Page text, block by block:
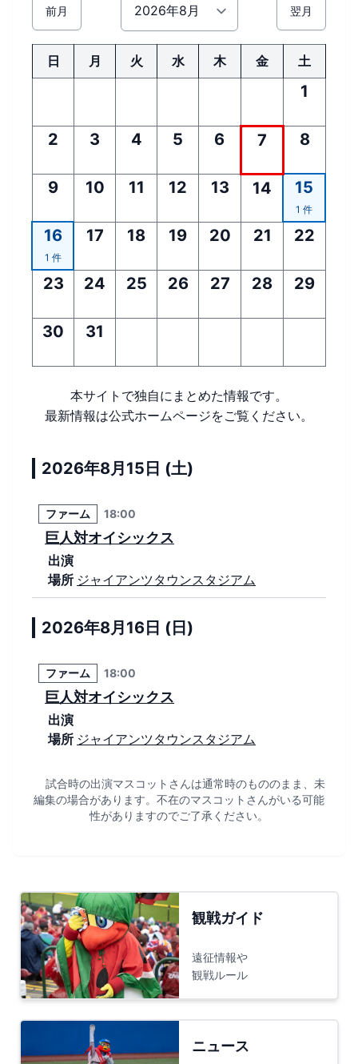
前月 翌月
日 月 火 水 木 金 土
1
2 3 4 5 6 7 8
9 10 11 12 13 14 15
1 件
16
1 件
17 18 19 20 21 22
23 24 25 26 27 28 29
30 31
本サイトで独自にまとめた情報です。
最新情報は公式ホームページをご覧ください。
2026年8月15日 (土)
ファーム 18:00
巨人対オイシックス
出演
場所 ジャイアンツタウンスタジアム
2026年8月16日 (日)
ファーム 18:00
巨人対オイシックス
出演
場所 ジャイアンツタウンスタジアム
試合時の出演マスコットさんは通常時のもののまま、未
編集の場合があります。不在のマスコットさんがいる可能
性がありますのでご了承ください。
観戦ガイド
遠征情報や
観戦ルール
ニュース